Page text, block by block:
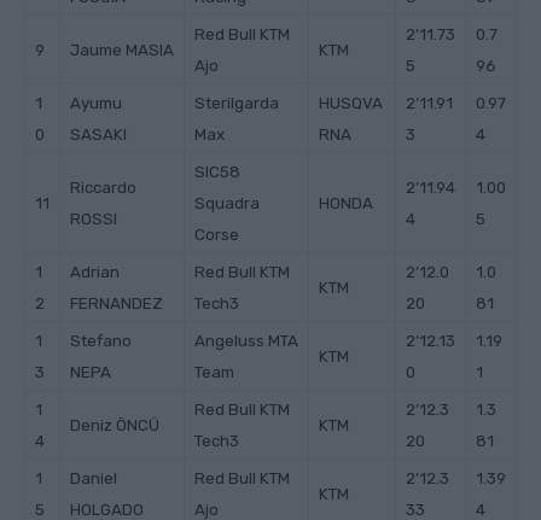
9 Jaume MASIA
Red Bull KTM
Ajo
KTM
2’11.73
5
0.7
96
1
0
Ayumu
SASAKI
Sterilgarda
Max
HUSQVA
RNA
2’11.91
3
0.97
4
11
Riccardo
ROSSI
SIC58
Squadra
Corse
HONDA
2’11.94
4
1.00
5
1
2
Adrian
FERNANDEZ
Red Bull KTM
Tech3
KTM
2’12.0
20
1.0
81
1
3
Stefano
NEPA
Angeluss MTA
Team
KTM
2’12.13
0
1.19
1
1
4
Deniz ÖNCÜ
Red Bull KTM
Tech3
KTM
2’12.3
20
1.3
81
1
5
Daniel
HOLGADO
Red Bull KTM
Ajo
KTM
2’12.3
33
1.39
4